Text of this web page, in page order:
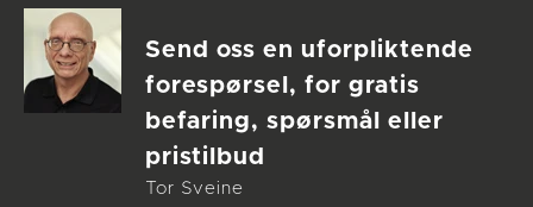
Send oss en uforpliktende
forespørsel, for gratis
befaring, spørsmål eller
pristilbud
Tor Sveine